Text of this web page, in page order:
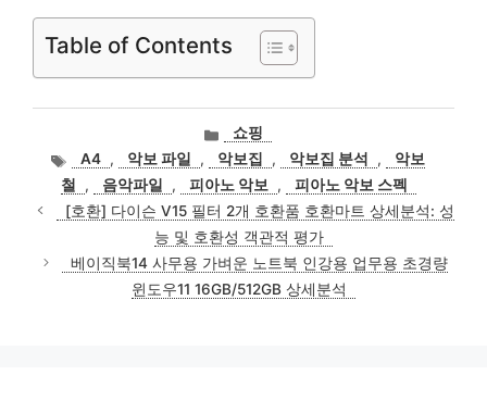
Table of Contents
카
테
고
리
쇼핑
태
그
A4 , 악보 파일 , 악보집 , 악보집 분석 ,
악보
철
, 음악파일 , 피아노 악보 ,
피아노 악보 스펙
[호환] 다이슨 V15 필터 2개 호환품 호환마트 상세분석: 성
능 및 호환성 객관적 평가
베이직북14 사무용 가벼운 노트북 인강용 업무용 초경량
윈도우11 16GB/512GB 상세분석